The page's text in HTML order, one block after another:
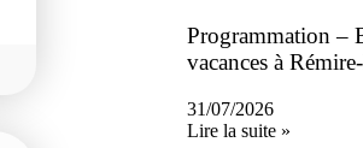
Programmation –
vacances à
31/07/2026
Lire la suite »